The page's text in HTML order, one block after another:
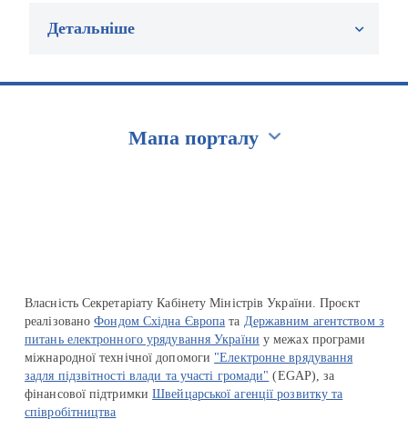
Детальніше
Мапа порталу
Власність Секретаріату Кабінету Міністрів України. Проєкт
реалізованоФондом Східна Європа та Державним агентством з
питань електронного урядування України у межах програми
міжнародної технічної допомоги "Електронне врядування
задля підзвітності влади та участі громади" (EGAP), за
фінансової підтримкиШвейцарської агенції розвитку та
співробітництва